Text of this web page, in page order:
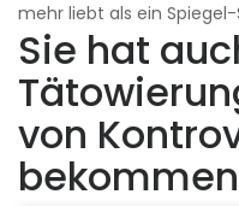
mehr liebt als ein
Sie hat
von
bekommen